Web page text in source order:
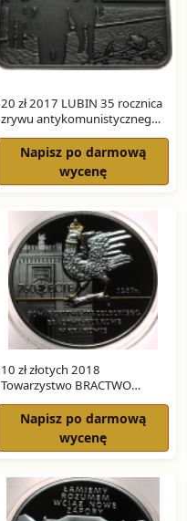
20 zł 2017 LUBIN 35 rocznica
zrywu antykomunistycznego
w Lubinie SREBRO
Napisz po darmową
wycenę
10 zł złotych 2018
Towarzystwo BRACTWO
KURKOWE SREBRO
Napisz po darmową
wycenę